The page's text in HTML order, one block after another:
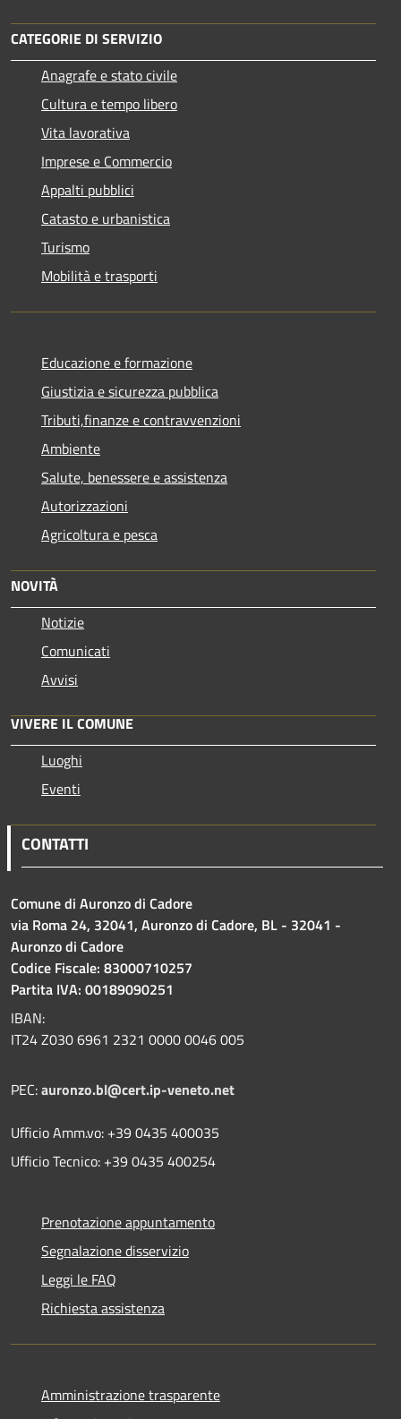
CATEGORIE DI SERVIZIO
Anagrafe e stato civile
Cultura e tempo libero
Vita lavorativa
Imprese e Commercio
Appalti pubblici
Catasto e urbanistica
Turismo
Mobilità e trasporti
Educazione e formazione
Giustizia e sicurezza pubblica
Tributi,finanze e contravvenzioni
Ambiente
Salute, benessere e assistenza
Autorizzazioni
Agricoltura e pesca
NOVITÀ
Notizie
Comunicati
Avvisi
VIVERE IL COMUNE
Luoghi
Eventi
CONTATTI
Comune di Auronzo di Cadore
via Roma 24, 32041, Auronzo di Cadore, BL - 32041 -
Auronzo di Cadore
Codice Fiscale: 83000710257
Partita IVA: 00189090251
IBAN:
IT24 Z030 6961 2321 0000 0046 005
PEC:auronzo.bl@cert.ip-veneto.net
Ufficio Amm.vo: +39 0435 400035
Ufficio Tecnico: +39 0435 400254
Prenotazione appuntamento
Segnalazione disservizio
Leggi le FAQ
Richiesta assistenza
Amministrazione trasparente